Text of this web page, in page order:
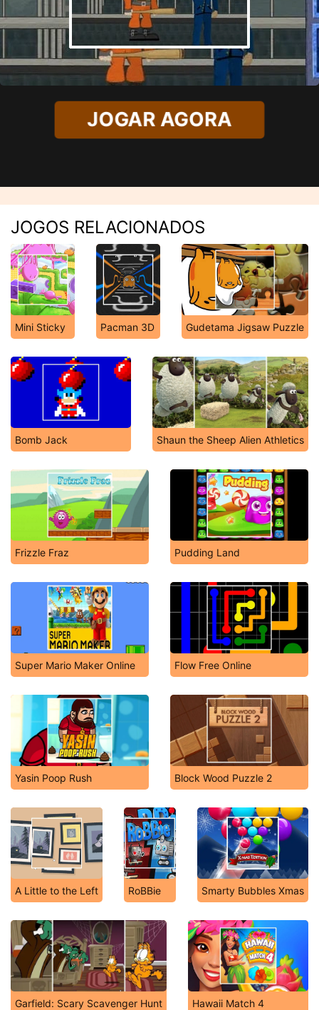
JOGAR AGORA
JOGOS RELACIONADOS
Mini Sticky Pacman 3D Gudetama Jigsaw Puzzle
Bomb Jack Shaun the Sheep Alien Athletics
Frizzle Fraz Pudding Land
Super Mario Maker Online Flow Free Online
Yasin Poop Rush Block Wood Puzzle 2
A Little to the Left RoBBie Smarty Bubbles Xmas
Garfield: Scary Scavenger Hunt Hawaii Match 4